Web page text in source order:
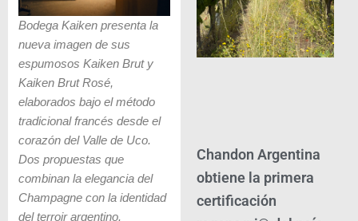
Bodega Kaiken presenta la
nueva imagen de sus
espumosos Kaiken Brut y
Kaiken Brut Rosé,
elaborados bajo el método
tradicional francés desde el
corazón del Valle de Uco.
Dos propuestas que
combinan la elegancia del
Champagne con la identidad
del terroir argentino.
Chandon Argentina
obtiene la primera
certificación